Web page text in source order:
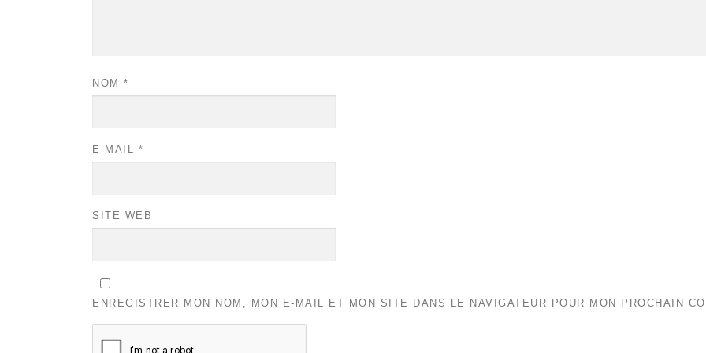
NOM *
E-MAIL *
SITE WEB
ENREGISTRER MON NOM, MON E-MAIL ET MON SITE DANS LE NAVIGATEUR POUR MON PROCHAIN